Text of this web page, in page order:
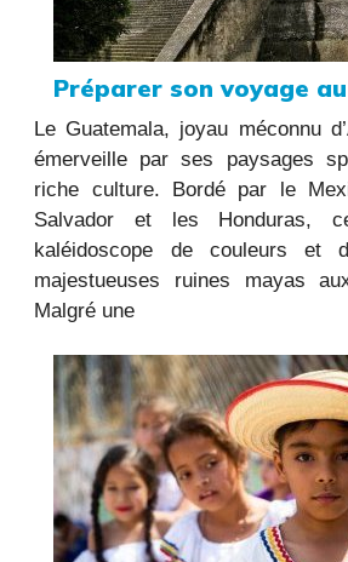
Préparer son voyage
Le Guatemala, joyau méconnu
émerveille par ses paysages
riche culture. Bordé par le
Salvador et les Honduras,
kaléidoscope de couleurs et
majestueuses ruines mayas
Malgré une